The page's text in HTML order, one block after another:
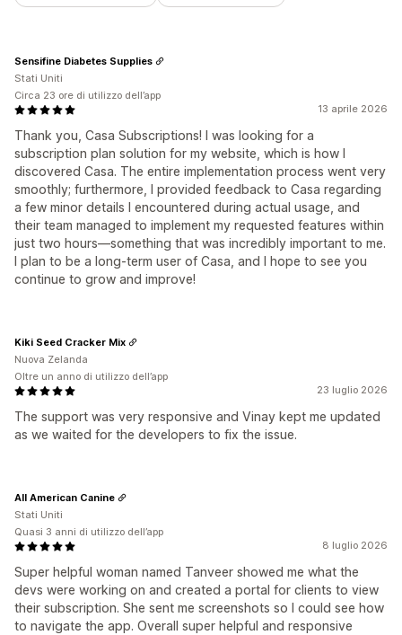
13 aprile 2026
Thank you, Casa Subscriptions! I was looking for a
subscription plan solution for my website, which is how I
discovered Casa. The entire implementation process went very
smoothly; furthermore, I provided feedback to Casa regarding
a few minor details I encountered during actual usage, and
their team managed to implement my requested features within
just two hours—something that was incredibly important to me.
I plan to be a long-term user of Casa, and I hope to see you
continue to grow and improve!
Sensifine Diabetes Supplies
Stati Uniti
Circa 23 ore di utilizzo dell’app
23 luglio 2026
The support was very responsive and Vinay kept me updated
as we waited for the developers to fix the issue.
Kiki Seed Cracker Mix
Nuova Zelanda
Oltre un anno di utilizzo dell’app
8 luglio 2026
Super helpful woman named Tanveer showed me what the
devs were working on and created a portal for clients to view
their subscription. She sent me screenshots so I could see how
to navigate the app. Overall super helpful and responsive
All American Canine
Stati Uniti
Quasi 3 anni di utilizzo dell’app